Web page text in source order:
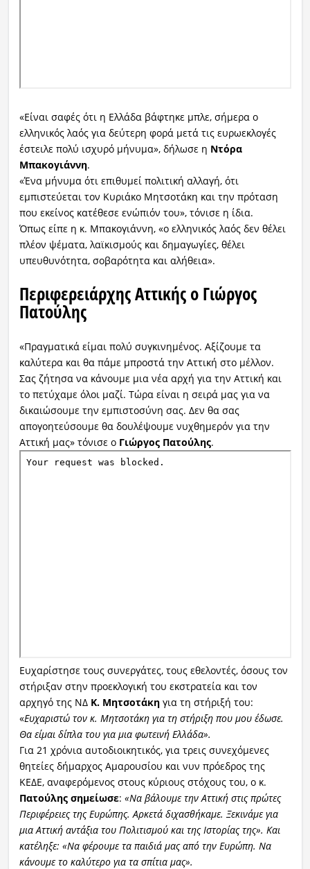
«Είναι σαφές ότι η Ελλάδα βάφτηκε μπλε, σήμερα ο
ελληνικός λαός για δεύτερη φορά μετά τις ευρωεκλογές
έστειλε πολύ ισχυρό μήνυμα», δήλωσε η Ντόρα
Μπακογιάννη.
«Ένα μήνυμα ότι επιθυμεί πολιτική αλλαγή, ότι
εμπιστεύεται τον Κυριάκο Μητσοτάκη και την πρόταση
που εκείνος κατέθεσε ενώπιόν του», τόνισε η ίδια.
Όπως είπε η κ. Μπακογιάννη, «ο ελληνικός λαός δεν θέλει
πλέον ψέματα, λαϊκισμούς και δημαγωγίες, θέλει
υπευθυνότητα, σοβαρότητα και αλήθεια».
Περιφερειάρχης Αττικής ο Γιώργος
Πατούλης
«Πραγματικά είμαι πολύ συγκινημένος. Αξίζουμε τα
καλύτερα και θα πάμε μπροστά την Αττική στο μέλλον.
Σας ζήτησα να κάνουμε μια νέα αρχή για την Αττική και
το πετύχαμε όλοι μαζί. Τώρα είναι η σειρά μας για να
δικαιώσουμε την εμπιστοσύνη σας. Δεν θα σας
απογοητεύσουμε θα δουλέψουμε νυχθημερόν για την
Αττική μας» τόνισε ο Γιώργος Πατούλης.
Ευχαρίστησε τους συνεργάτες, τους εθελοντές, όσους τον
στήριξαν στην προεκλογική του εκστρατεία και τον
αρχηγό της ΝΔ Κ. Μητσοτάκηγια τη στήριξή του:
«Ευχαριστώ τον κ. Μητσοτάκη για τη στήριξη που μου έδωσε.
Θα είμαι δίπλα του για μια φωτεινή Ελλάδα».
Για 21 χρόνια αυτοδιοικητικός, για τρεις συνεχόμενες
θητείες δήμαρχος Αμαρουσίου και νυν πρόεδρος της
ΚΕΔΕ, αναφερόμενος στους κύριους στόχους του, ο κ.
Πατούλης σημείωσε: «Να βάλουμε την Αττική στις πρώτες
Περιφέρειες της Ευρώπης. Αρκετά διχασθήκαμε. Ξεκινάμε για
μια Αττική αντάξια του Πολιτισμού και της Ιστορίας της». Και
κατέληξε: «Να φέρουμε τα παιδιά μας από την Ευρώπη. Να
κάνουμε το καλύτερο για τα σπίτια μας».